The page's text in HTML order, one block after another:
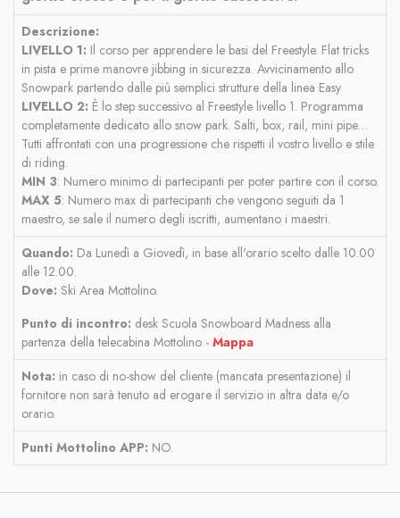
Descrizione:
LIVELLO 1: Il corso per apprendere le basi del Freestyle. Flat tricks
in pista e prime manovre jibbing in sicurezza. Avvicinamento allo
Snowpark partendo dalle più semplici strutture della linea Easy
LIVELLO 2: È lo step successivo al Freestyle livello 1. Programma
completamente dedicato allo snow park. Salti, box, rail, mini pipe…
Tutti affrontati con una progressione che rispetti il vostro livello e stile
di riding.
MIN 3: Numero minimo di partecipanti per poter partire con il corso.
MAX 5: Numero max di partecipanti che vengono seguiti da 1
maestro, se sale il numero degli iscritti, aumentano i maestri.
Quando: Da Lunedì a Giovedì, in base all'orario scelto dalle 10.00
alle 12.00.
Dove: Ski Area Mottolino.
Punto di incontro: desk Scuola Snowboard Madness alla
partenza della telecabina Mottolino - Mappa
Nota: in caso di no-show del cliente (mancata presentazione) il
fornitore non sarà tenuto ad erogare il servizio in altra data e/o
orario.
Punti Mottolino APP: NO.